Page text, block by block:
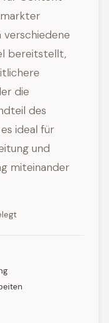
bereitstellt,
die
des
ideal für
und
miteinander